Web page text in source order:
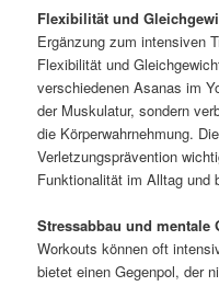
Flexibilität und
Ergänzung zum intensiven
Flexibilität und
verschiedenen Asanas im
der Muskulatur, sondern
die Körperwahrnehmung.
Verletzungsprävention
Funktionalität im Alltag und
Stressabbau und mentale
Workouts können oft
bietet einen Gegenpol, der